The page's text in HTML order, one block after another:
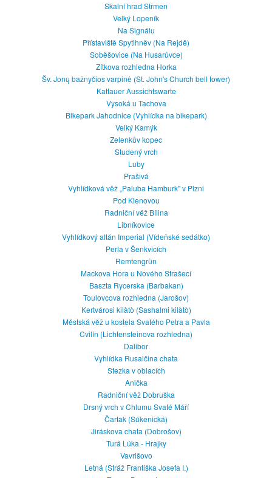
Skalní hrad Střmen
Velký Lopeník
Na Signálu
Přístaviště Spytihněv (Na Rejdě)
Soběšovice (Na Husarůvce)
Zítkova rozhledna Horka
Šv. Jonų bažnyčios varpinė (St. John's Church bell tower)
Kattauer Aussichtswarte
Vysoká u Tachova
Bikepark Jahodnice (Vyhlídka na bikepark)
Velký Kamýk
Zelenkův kopec
Studený vrch
Luby
Prašivá
Vyhlídková věž „Paluba Hamburk" v Plzni
Pod Klenovou
Radniční věž Bílina
Libníkovice
Vyhlídkový altán Imperial (Vídeňské sedátko)
Perla v Šenkvicích
Remtengrün
Mackova Hora u Nového Strašecí
Baszta Rycerska (Barbakan)
Toulovcova rozhledna (Jarošov)
Kertvárosi kilàtò (Sashalmi kilàtò)
Městská věž u kostela Svatého Petra a Pavla
Cvilín (Lichtensteinova rozhledna)
Dalibor
Vyhlídka Rusalčina chata
Stezka v oblacích
Anička
Radniční věž Dobruška
Drsný vrch v Chlumu Svaté Máří
Čartak (Súkenická)
Jiráskova chata (Dobrošov)
Turá Lúka - Hrajky
Vavrišovo
Letná (Stráž Františka Josefa I.)